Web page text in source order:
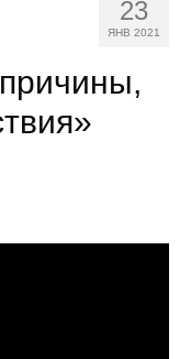
23
ЯНВ 2021